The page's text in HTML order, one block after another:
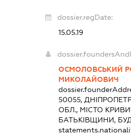
dossier.regDate:
15.05.19
ОСМОЛОВСЬКИЙ
МИКОЛАЙОВИЧ
50055,
ОБЛ., МІСТО
БАТЬКІВЩИНИ,